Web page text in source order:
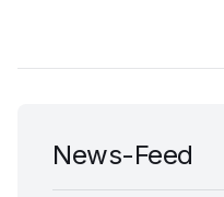
News-Feed